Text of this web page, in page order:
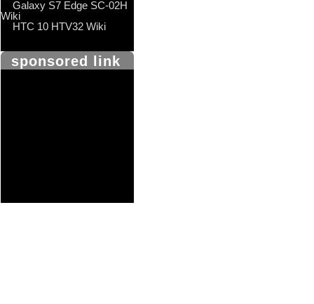
Galaxy S7 Edge SC-02H
Wiki
HTC 10 HTV32 Wiki
sponsored link